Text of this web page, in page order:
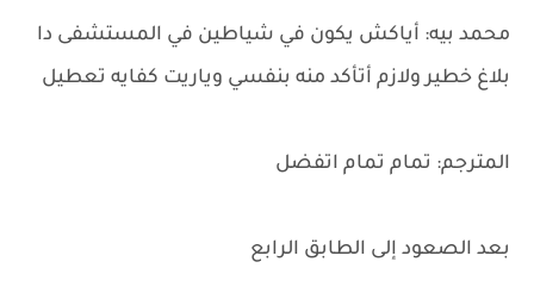
محمد بيه: أياكش يكون في شياطين في المستشفى دا
بلاغ خطير ولازم أتأكد منه بنفسي وياريت كفايه تعطيل
المترجم: تمام تمام اتفضل
بعد الصعود إلى الطابق الرابع